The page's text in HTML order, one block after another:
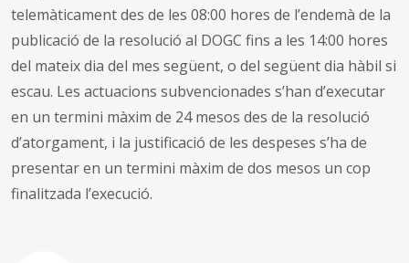
telemàticament des de les 08:00 hores de l’endemà de la
publicació de la resolució al DOGC fins a les 14:00 hores
del mateix dia del mes següent, o del següent dia hàbil si
escau. Les actuacions subvencionades s’han d’executar
en un termini màxim de 24 mesos des de la resolució
d’atorgament, i la justificació de les despeses s’ha de
presentar en un termini màxim de dos mesos un cop
finalitzada l’execució.